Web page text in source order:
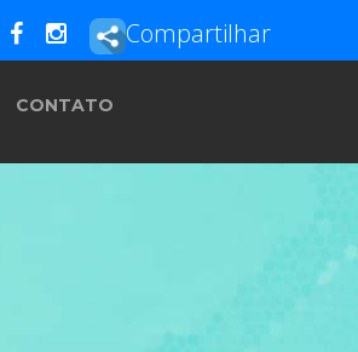
Compartilhar
CONTATO